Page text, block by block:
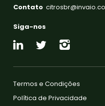
Contato citrosbr@in
Siga-nos
Termos e Condições
Política de Privacidade